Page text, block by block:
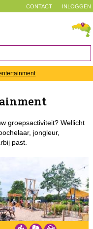
INLOGGEN
CONTACT
groepsactiviteit? Wellicht
jongleur,
past.